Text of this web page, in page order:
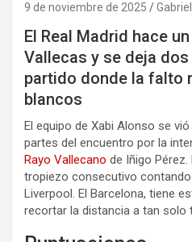
9 de noviembre de 2025
El Real Madrid hace
Vallecas y se deja dos
partido donde la falto
blancos
El equipo de Xabi Alonso se
partes del encuentro por la
Rayo Vallecano de Iñigo Pérez.
tropiezo consecutivo contando
Liverpool. El Barcelona, tiene
recortar la distancia a tan solo